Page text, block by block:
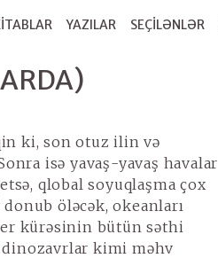
YAZILAR SEÇİLƏNLƏR
ki, son otuz ilin və
isə yavaş-yavaş havalar
qlobal soyuqlaşma çox
öləcək, okeanları
kürəsinin bütün səthi
dinozavrlar kimi məhv